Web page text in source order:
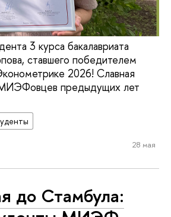
3 курса бакалавриата
ставшего победителем
2026! Славная
предыдущих лет
28 мая
до Стамбула: